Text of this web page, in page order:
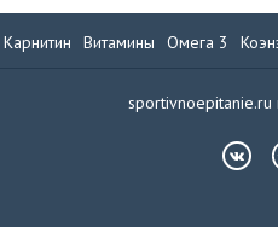
Карнитин Витамины Омега 3
sportivnoepitanie.ru